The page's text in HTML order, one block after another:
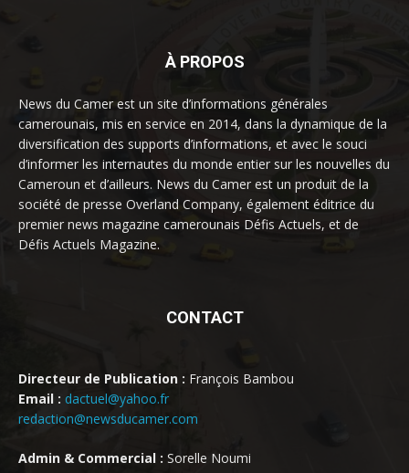
À PROPOS
News du Camer est un site d’informations générales
camerounais, mis en service en 2014, dans la dynamique de la
diversification des supports d’informations, et avec le souci
d’informer les internautes du monde entier sur les nouvelles du
Cameroun et d’ailleurs. News du Camer est un produit de la
société de presse Overland Company, également éditrice du
premier news magazine camerounais Défis Actuels, et de
Défis Actuels Magazine.
CONTACT
Directeur de Publication : François Bambou
Email : dactuel@yahoo.fr
redaction@newsducamer.com
Admin & Commercial : Sorelle Noumi